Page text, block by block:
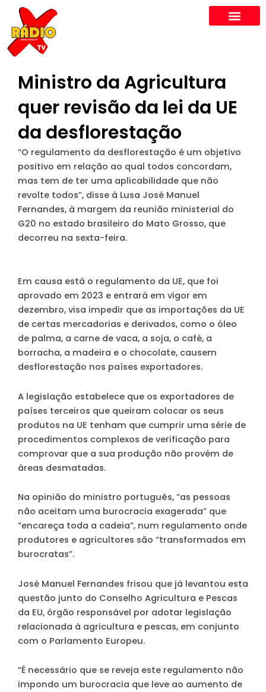
content
Ministro da Agricultura
quer revisão da lei da UE
da desflorestação
“O regulamento da desflorestação é um objetivo
positivo em relação ao qual todos concordam,
mas tem de ter uma aplicabilidade que não
revolte todos”, disse à Lusa José Manuel
Fernandes, à margem da reunião ministerial do
G20 no estado brasileiro do Mato Grosso, que
decorreu na sexta-feira.
Em causa está o regulamento da UE, que foi
aprovado em 2023 e entrará em vigor em
dezembro, visa impedir que as importações da UE
de certas mercadorias e derivados, como o óleo
de palma, a carne de vaca, a soja, o café, a
borracha, a madeira e o chocolate, causem
desflorestação nos países exportadores.
A legislação estabelece que os exportadores de
países terceiros que queiram colocar os seus
produtos na UE tenham que cumprir uma série de
procedimentos complexos de verificação para
comprovar que a sua produção não provém de
áreas desmatadas.
Na opinião do ministro português, “as pessoas
não aceitam uma burocracia exagerada” que
“encareça toda a cadeia”, num regulamento onde
produtores e agricultores são “transformados em
burocratas”.
José Manuel Fernandes frisou que já levantou esta
questão junto do Conselho Agricultura e Pescas
da EU, órgão responsável por adotar legislação
relacionada à agricultura e pescas, em conjunto
com o Parlamento Europeu.
“É necessário que se reveja este regulamento não
impondo um burocracia que leve ao aumento de